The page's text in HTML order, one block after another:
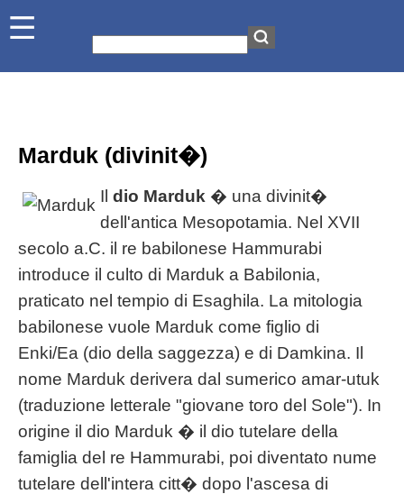
Marduk (divinit�)
Il dio Marduk � una divinit�
dell'antica Mesopotamia. Nel XVII
secolo a.C. il re babilonese Hammurabi
introduce il culto di Marduk a Babilonia,
praticato nel tempio di Esaghila. La mitologia
babilonese vuole Marduk come figlio di
Enki/Ea (dio della saggezza) e di Damkina. Il
nome Marduk derivera dal sumerico amar-utuk
(traduzione letterale "giovane toro del Sole"). In
origine il dio Marduk � il dio tutelare della
famiglia del re Hammurabi, poi diventato nume
tutelare dell'intera citt� dopo l'ascesa di